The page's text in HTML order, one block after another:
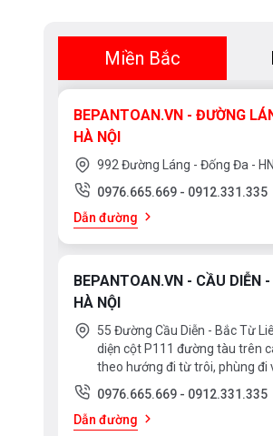
Miền Bắc
BEPANTOAN.VN - ĐƯỜNG
HÀ NỘI
992 Đường Láng - Đống Đa - HN
0976.665.669 - 0912.331.335
Dẫn đường
BEPANTOAN.VN - CẦU DIỄN
HÀ NỘI
55 Đường Cầu Diễn - Bắc Từ
diện cột P111 đường tàu trên
theo hướng đi từ trôi, phùng đi
0976.665.669 - 0912.331.335
Dẫn đường